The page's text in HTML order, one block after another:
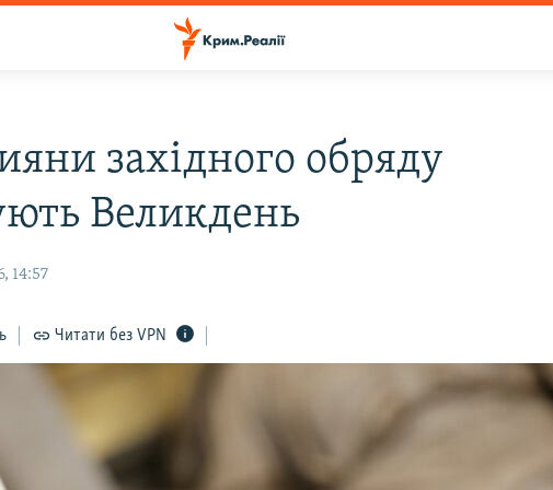
західного обряду
Великдень
14:57
Читати без VPN